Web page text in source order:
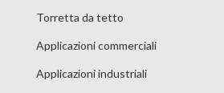
Torretta da tetto
Applicazioni commerciali
Applicazioni industriali